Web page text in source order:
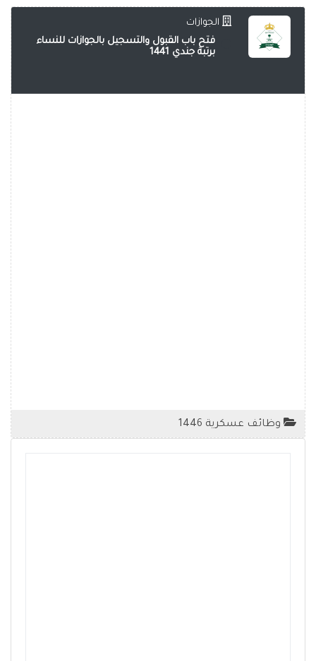
الجوازات
فتح باب القبول والتسجيل بالجوازات للنساء
برتبة جندي 1441
وظائف عسكرية 1446